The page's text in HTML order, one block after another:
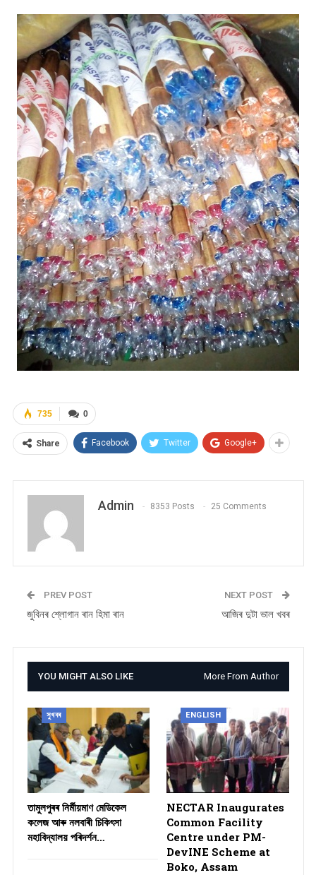
0
735
Share Facebook Twitter Google+
Admin 8353 Posts 25 Comments
PREV POST
জুবিনৰ শ্লোগান ৰান হিমা ৰান
NEXT POST
আজিৰ দুটা ভাল খবৰ
YOU MIGHT ALSO LIKE More From Author
সুখবৰ
তামুলপুৰৰ নিৰ্মীয়মাণ মেডিকেল
কলেজ আৰু নলবাৰী চিকিৎসা
মহাবিদ্যালয় পৰিদৰ্শন…
ENGLISH
NECTAR Inaugurates
Common Facility
Centre under PM-
DevINE Scheme at
Boko, Assam